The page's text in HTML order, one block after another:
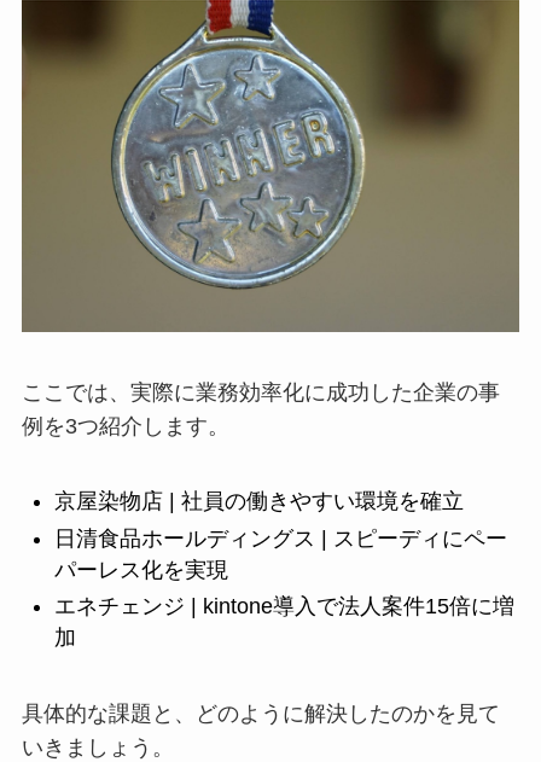
ここでは、実際に業務効率化に成功した企業の事
例を3つ紹介します。
京屋染物店 | 社員の働きやすい環境を確立
日清食品ホールディングス | スピーディにペー
パーレス化を実現
エネチェンジ | kintone導入で法人案件15倍に増
加
具体的な課題と、どのように解決したのかを見て
いきましょう。